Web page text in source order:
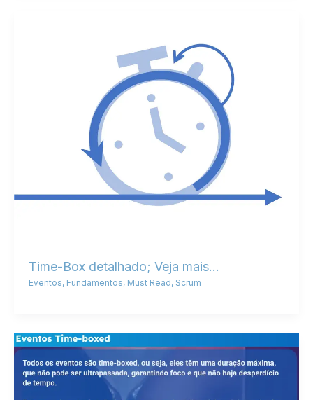
Time-Box detalhado; Veja mais…
Eventos, Fundamentos, Must Read, Scrum